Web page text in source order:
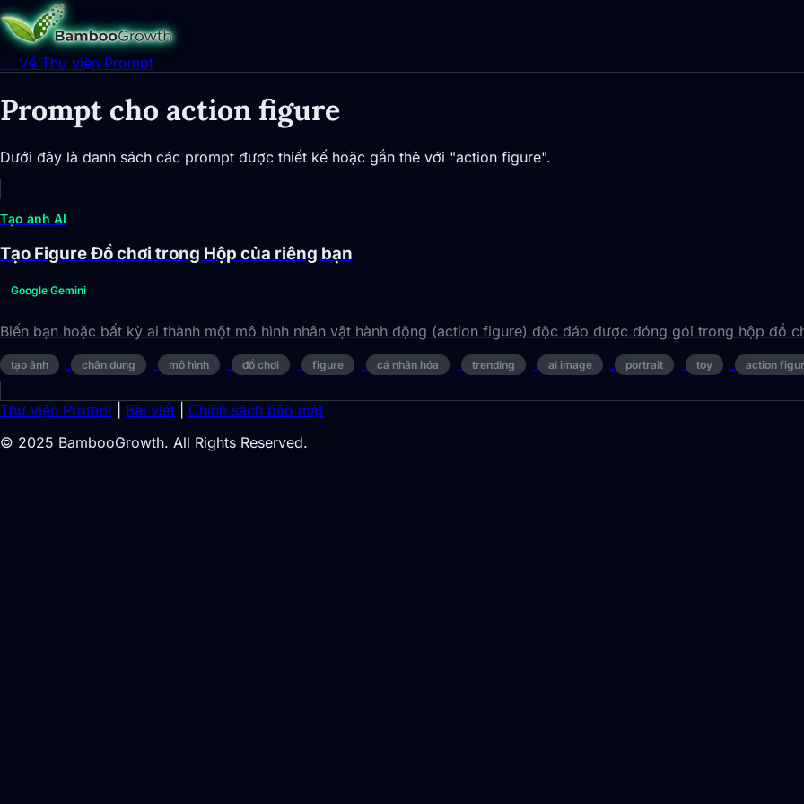
← Về Thư viện Prompt
Prompt cho action figure
Dưới đây là danh sách các prompt được thiết kế hoặc gắn thẻ với "action figure".
Tạo ảnh AI
Tạo Figure Đồ chơi trong Hộp của riêng bạn
Google Gemini
Biến bạn hoặc bất kỳ ai thành một mô hình nhân vật hành động (action figure) độc đáo được đóng gói trong hộp đồ
tạo ảnh chân dung mô hình đồ chơi figure cá nhân hóa trending ai image portrait toy action
Thư viện Prompt Bài viết
Chính sách bảo mật
© 2025 BambooGrowth. All Rights Reserved.